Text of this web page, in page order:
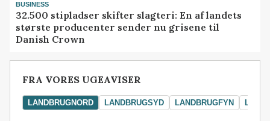
BUSINESS
32.500 stipladser skifter slagteri: En af landets
største producenter sender nu grisene til
Danish Crown
FRA VORES UGEAVISER
LANDBRUGNORD LANDBRUGSYD LANDBRUGFYN